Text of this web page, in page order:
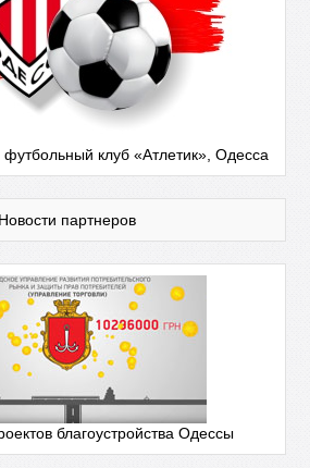
клуб «Атлетик», Одесса
Новости партнеров
благоустройства Одессы